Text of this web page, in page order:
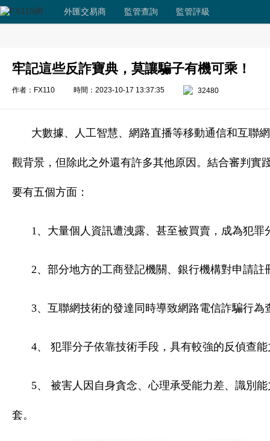
外匯交易商 監管查詢 監管評級
牢記這些反詐寶典，莫讓騙子有機可乘！
作者：FX110 時間：2023-10-17 13:37:35 32480
大數據、人工智慧、網路直播等移動通信和互聯
觀背景，但除此之外還有許多其他原因。 結合審判實
要有五個方面：
1、大量個人資訊遭洩露、甚至被買賣，成為犯
2、部分地方的工商登記機關、銀行機構對申請
3、互聯網技術的發達同時導致網路電信詐騙行為
4、 犯罪分子依靠技術手段，具有較強的反偵查能
5、 被害人因自身貪念、心理承受能力差、識別
套。